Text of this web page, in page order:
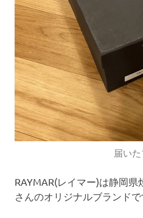
届い
RAYMAR(レイマー)は静岡
さんのオリジナルブランドで